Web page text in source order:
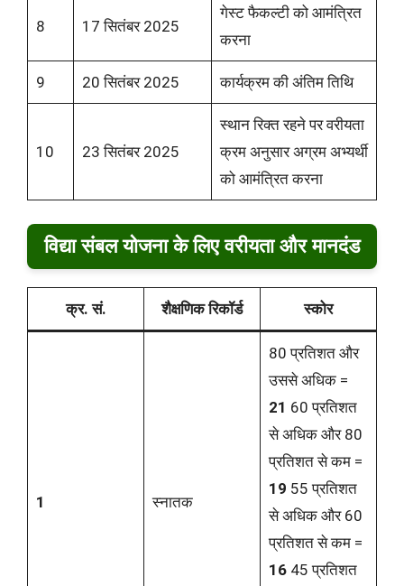
8 17 सितंबर 2025
गेस्ट फैकल्टी को आमंत्रित
करना
9 20 सितंबर 2025 कार्यक्रम की अंतिम तिथि
10 23 सितंबर 2025
स्थान रिक्त रहने पर वरीयता
क्रम अनुसार अग्रम अभ्यर्थी
को आमंत्रित करना
विद्या संबल योजना के लिए वरीयता और मानदंड
क्र. सं. शैक्षणिक रिकॉर्ड स्कोर
1 स्नातक
80 प्रतिशत और
उससे अधिक =
21 60 प्रतिशत
से अधिक और 80
प्रतिशत से कम =
19 55 प्रतिशत
से अधिक और 60
प्रतिशत से कम =
1645 प्रतिशत